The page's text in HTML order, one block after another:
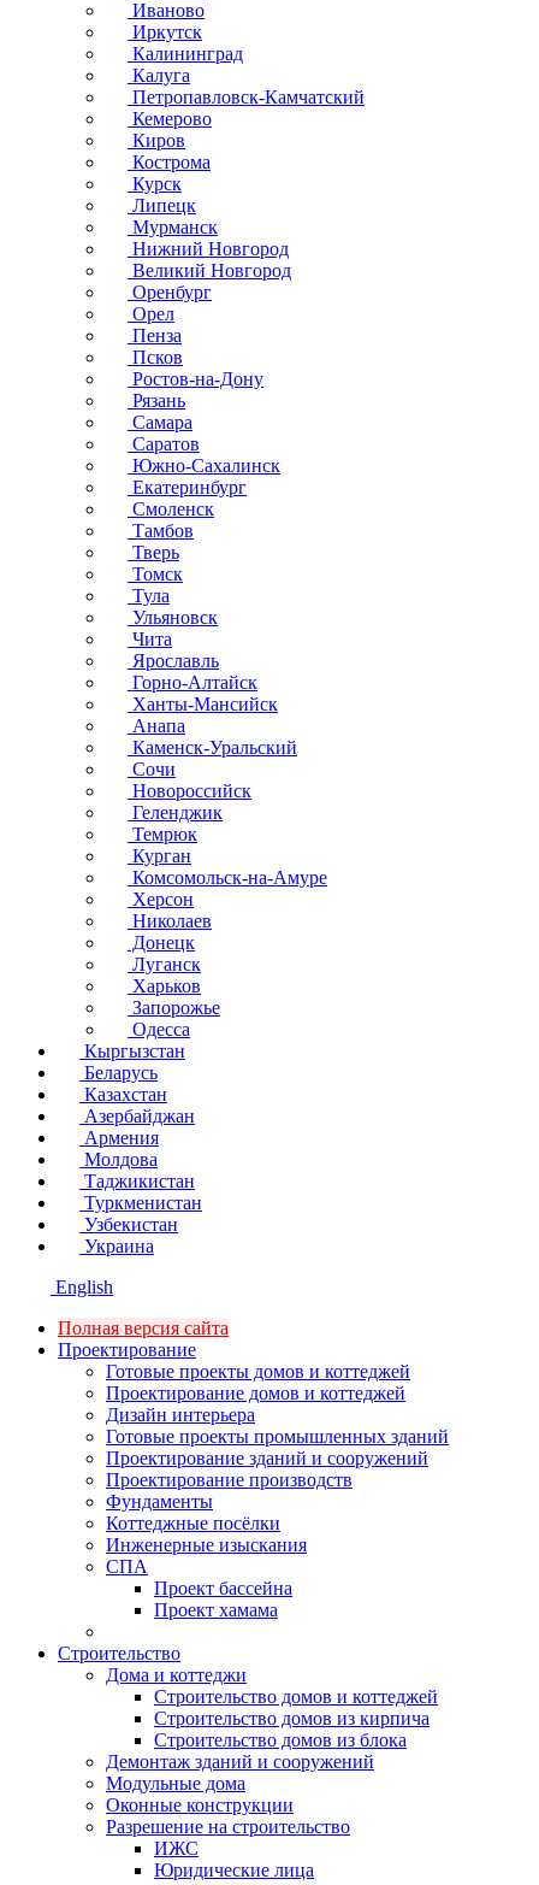
Иваново
Иркутск
Калининград
Калуга
Петропавловск-Камчатский
Кемерово
Киров
Кострома
Курск
Липецк
Мурманск
Нижний Новгород
Великий Новгород
Оренбург
Орел
Пенза
Псков
Ростов-на-Дону
Рязань
Самара
Саратов
Южно-Сахалинск
Екатеринбург
Смоленск
Тамбов
Тверь
Томск
Тула
Ульяновск
Чита
Ярославль
Горно-Алтайск
Ханты-Мансийск
Анапа
Каменск-Уральский
Сочи
Новороссийск
Геленджик
Темрюк
Курган
Комсомольск-на-Амуре
Херсон
Николаев
Донецк
Луганск
Харьков
Запорожье
Одесса
Кыргызстан
Беларусь
Казахстан
Азербайджан
Армения
Молдова
Таджикистан
Туркменистан
Узбекистан
Украина
English
Полная версия сайта
Проектирование
Готовые проекты домов и коттеджей
Проектирование домов и коттеджей
Дизайн интерьера
Готовые проекты промышленных зданий
Проектирование зданий и сооружений
Проектирование производств
Фундаменты
Коттеджные посёлки
Инженерные изыскания
СПА
Проект бассейна
Проект хамама
Строительство
Дома и коттеджи
Строительство домов и коттеджей
Строительство домов из кирпича
Строительство домов из блока
Демонтаж зданий и сооружений
Модульные дома
Оконные конструкции
Разрешение на строительство
ИЖС
Юридические лица